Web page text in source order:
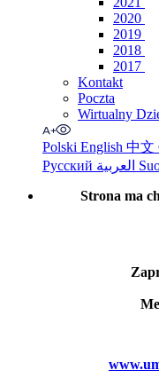
2020
2019
2018
2017
Kontakt
Poczta
Wirtualny
Polski English 中文
Русский
Strona ma